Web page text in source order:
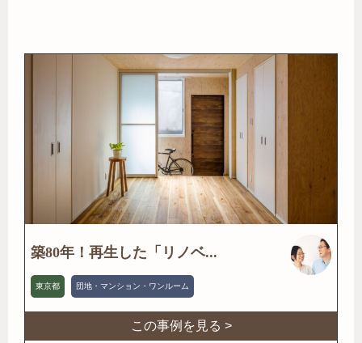
築80年！再生した「リノベ...
東京都 団地・マンション・ワンルーム
この事例を見る >